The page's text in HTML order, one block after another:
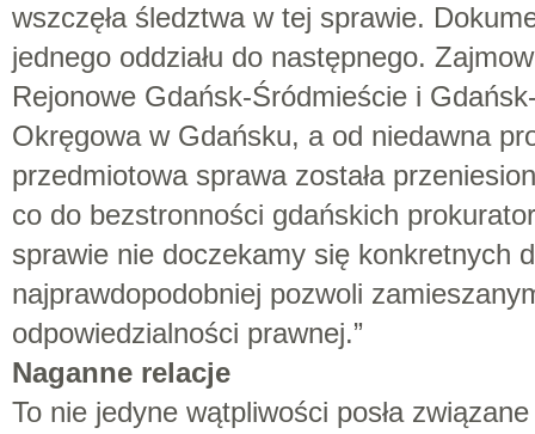
wszczęła śledztwa w tej sprawie.
jednego oddziału do następnego.
Rejonowe Gdańsk-Śródmieście i
Okręgowa w Gdańsku, a od niedawna
przedmiotowa sprawa została
co do bezstronności gdańskich
sprawie nie doczekamy się konkretnych
najprawdopodobniej pozwoli
odpowiedzialności prawnej.”
Naganne relacje
To nie jedyne wątpliwości posła